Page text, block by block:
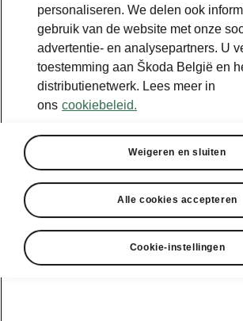
personaliseren. We delen ook
gebruik van de website met onze
advertentie- en analysepartners. U
toestemming aan Škoda België en
distributienetwerk. Lees meer in
ons cookiebeleid.
Weigeren en sluiten
Alle cookies accepteren
Cookie-instellingen